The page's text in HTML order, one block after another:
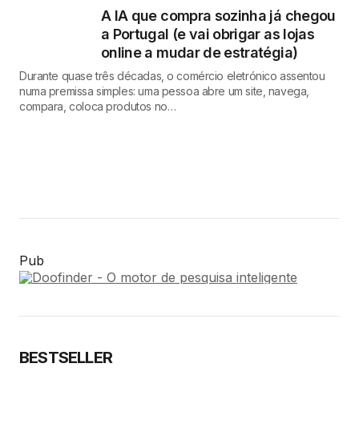
A IA que compra sozinha já chegou
a Portugal (e vai obrigar as lojas
online a mudar de estratégia)
Durante quase três décadas, o comércio eletrónico assentou
numa premissa simples: uma pessoa abre um site, navega,
compara, coloca produtos no…
Pub
BESTSELLER